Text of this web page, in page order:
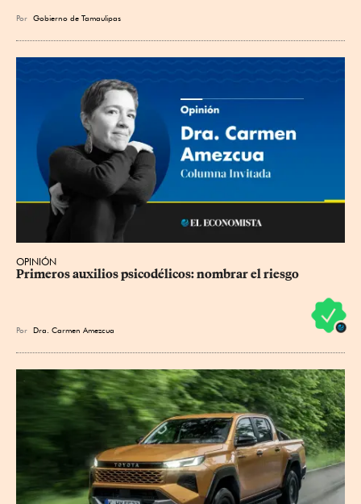
Por Gobierno de Tamaulipas
OPINIÓN
Primeros auxilios psicodélicos: nombrar el riesgo
Por Dra. Carmen Amezcua